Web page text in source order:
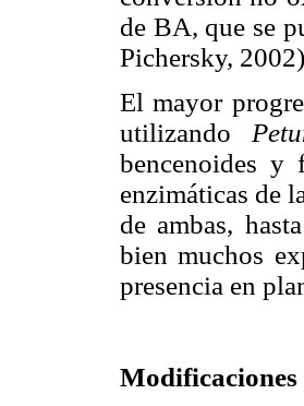
de BA, que se
Pichersky,
El mayor
utilizando
bencenoides y
enzimáticas de
de ambas,
bien muchos
presencia en
Modificaciones